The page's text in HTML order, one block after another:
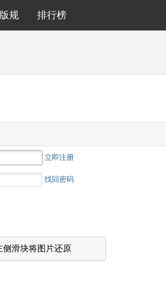
规 排行榜
立即注册
找回密码
侧滑块将图片还原